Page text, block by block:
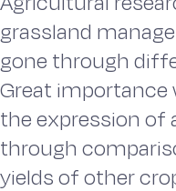
grassland
gone through
Great importance
the expression of
through
yields of other